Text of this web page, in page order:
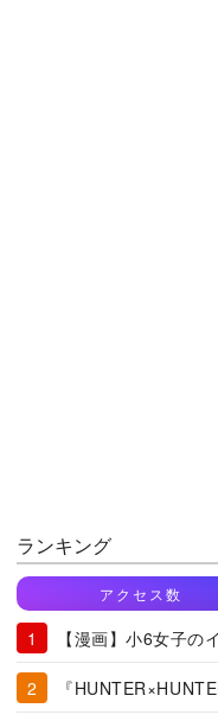
ランキング
アクセス数
【漫画】小6女子の
『